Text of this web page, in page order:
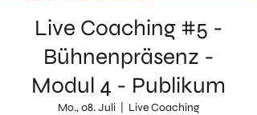
Live Coaching #5 -
Bühnenpräsenz -
Modul 4 - Publikum
Mo., 08. Juli
  |
Live Coaching